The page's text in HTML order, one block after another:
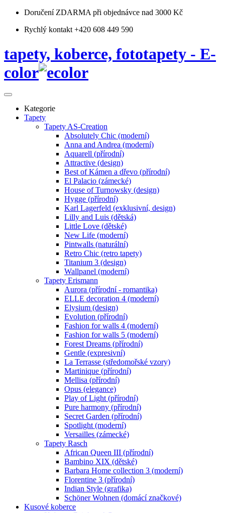
Doručení ZDARMA při objednávce nad 3000 Kč
Rychlý kontakt +420 608 449 590
tapety, koberce, fototapety - E-
color
Kategorie
Tapety
Tapety AS-Creation
Absolutely Chic (moderní)
Anna and Andrea (moderní)
Aquarell (přírodní)
Attractive (design)
Best of Kámen a dřevo (přírodní)
El Palacio (zámecké)
House of Turnowsky (design)
Hygge (přírodní)
Karl Lagerfeld (exklusivní, design)
Lilly and Luis (dětská)
Little Love (dětské)
New Life (moderní)
Pintwalls (naturální)
Retro Chic (retro tapety)
Titanium 3 (design)
Wallpanel (moderní)
Tapety Erismann
Aurora (přírodní - romantika)
ELLE decoration 4 (moderní)
Elysium (design)
Evolution (přírodní)
Fashion for walls 4 (moderní)
Fashion for walls 5 (moderní)
Forest Dreams (přírodní)
Gentle (expresivní)
La Terrasse (středomořské vzory)
Martinique (přírodní)
Mellisa (přírodní)
Opus (elegance)
Play of Light (přírodní)
Pure harmony (přírodní)
Secret Garden (přírodní)
Spotlight (moderní)
Versailles (zámecké)
Tapety Rasch
African Queen III (přírodní)
Bambino XIX (dětské)
Barbara Home collection 3 (moderní)
Florentine 3 (přírodní)
Indian Style (grafika)
Schöner Wohnen (domácí značkové)
Kusové koberce